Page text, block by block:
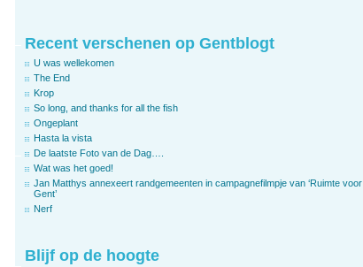
Recent verschenen op Gentblogt
U was wellekomen
The End
Krop
So long, and thanks for all the fish
Ongeplant
Hasta la vista
De laatste Foto van de Dag….
Wat was het goed!
Jan Matthys annexeert randgemeenten in campagnefilmpje van ‘Ruimte voor
Gent’
Nerf
Blijf op de hoogte